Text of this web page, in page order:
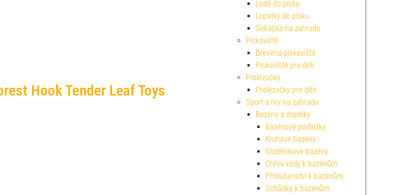
Hook Tender Leaf Toys
Lodě do písku
Lopatky do písku
Sekačka na zahradu
Pískoviště
Dřevěná pískoviště
Pískoviště pro děti
Prolézačky
Prolézačky pro děti
Sport a hry na zahradu
Bazény a doplňky
Bazénové podložky
Kruhové bazény
Obdélníkové bazény
Ohřev vody k bazénům
Příslušenství k bazénům
Schůdky k bazénům